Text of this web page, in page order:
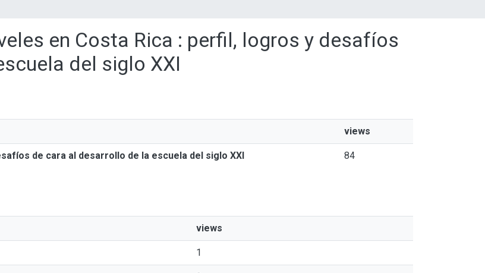
en Costa Rica : perfil, logros y desafíos
del siglo XXI
views
de cara al desarrollo de la escuela del siglo XXI 84
views
1